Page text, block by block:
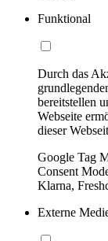
Funktional
Durch das
bereitstellen
Webseite
dieser
Google Tag
Consent
Klarna,
Externe